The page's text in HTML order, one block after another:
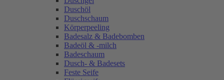
Duschöl
Duschschaum
Körperpeeling
Badesalz & Badebomben
Badeöl & -milch
Badeschaum
Dusch- & Badesets
Feste Seife